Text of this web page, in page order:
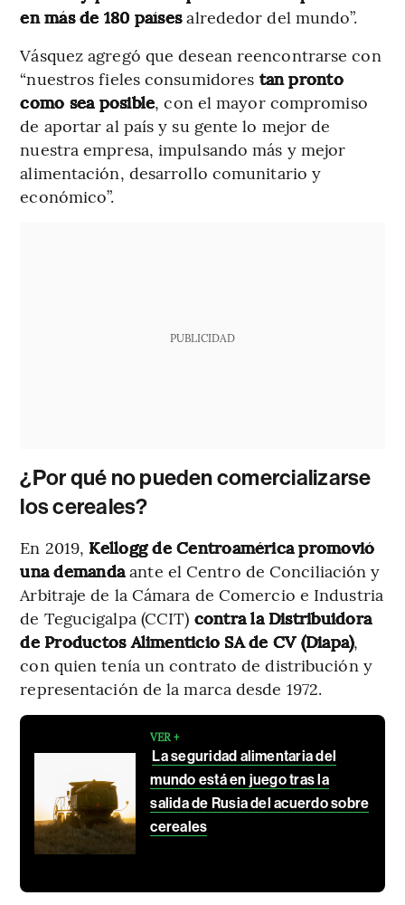
en más de 180 paísesalrededor del mundo”.
Vásquez agregó que desean reencontrarse con
“nuestros fieles consumidores tan pronto
como sea posible, con el mayor compromiso
de aportar al país y su gente lo mejor de
nuestra empresa, impulsando más y mejor
alimentación, desarrollo comunitario y
económico”.
PUBLICIDAD
¿Por qué no pueden comercializarse
los cereales?
En 2019, Kellogg de Centroamérica promovió
una demandaante el Centro de Conciliación y
Arbitraje de la Cámara de Comercio e Industria
de Tegucigalpa (CCIT) contra la Distribuidora
de Productos Alimenticio SA de CV (Diapa),
con quien tenía un contrato de distribución y
representación de la marca desde 1972.
VER +
La seguridad alimentaria del
mundo está en juego tras la
salida de Rusia del acuerdo sobre
cereales